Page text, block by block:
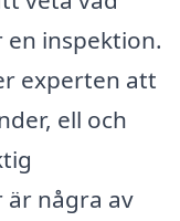
inspektion.
experten att
ell och
några av